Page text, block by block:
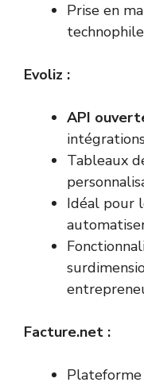
Prise en
Evoliz :
API
intégrations
Tableaux
Idéal pour
Facture.net :